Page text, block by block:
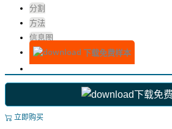
分割
方法
信息图
下载免费样本
下载免
立即购买